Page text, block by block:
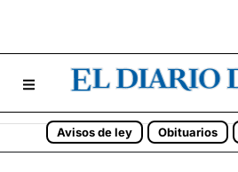
Avisos de ley Obituarios